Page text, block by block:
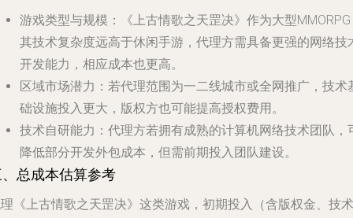
游戏类型与规模 ：《上古情歌之天罡决》作为大型
其技术复杂度远高于休闲手游，代理方需具备更强的网络技
开发能力，相应成本也更高。
区域市场潜力 ：若代理范围为一二线城市或全网推广，技术
础设施投入更大，版权方也可能提高授权费用。
技术自研能力 ：代理方若拥有成熟的计算机网络技术团队，
降低部分开发外包成本，但需前期投入团队建设。
总成本估算参考
《上古情歌之天罡决》这类游戏，初期投入（含版权金、技术